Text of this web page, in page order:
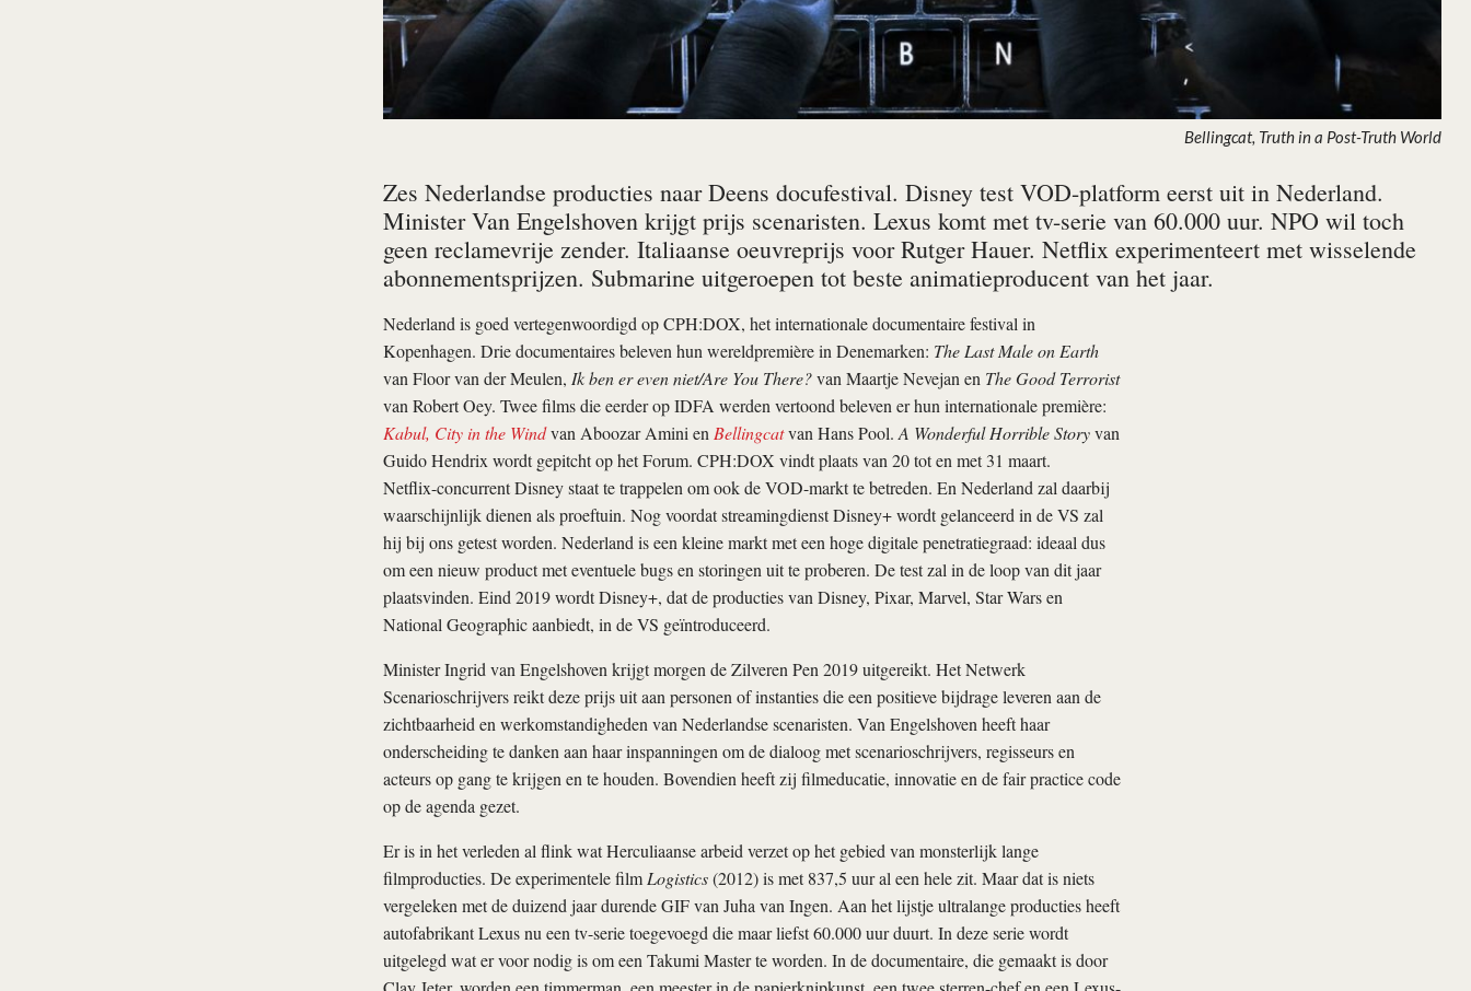
Bellingcat, Truth in a Post-Truth World
Zes Nederlandse producties naar Deens docufestival. Disney test VOD-platform eerst uit in Nederland.
Minister Van Engelshoven krijgt prijs scenaristen. Lexus komt met tv-serie van 60.000 uur. NPO wil toch
geen reclamevrije zender. Italiaanse oeuvreprijs voor Rutger Hauer. Netflix experimenteert met wisselende
abonnementsprijzen. Submarine uitgeroepen tot beste animatieproducent van het jaar.
Nederland is goed vertegenwoordigd op CPH:DOX, het internationale documentaire festival in
Kopenhagen. Drie documentaires beleven hun wereldpremière in Denemarken: The Last Male on Earth
van Floor van der Meulen, Ik ben er even niet/Are You There?van Maartje Nevejan en The Good Terrorist
van Robert Oey. Twee films die eerder op IDFA werden vertoond beleven er hun internationale première:
Kabul, City in the Windvan Aboozar Amini en Bellingcatvan Hans Pool. A Wonderful Horrible Storyvan
Guido Hendrix wordt gepitcht op het Forum. CPH:DOX vindt plaats van 20 tot en met 31 maart.
Netflix-concurrent Disney staat te trappelen om ook de VOD-markt te betreden. En Nederland zal daarbij
waarschijnlijk dienen als proeftuin. Nog voordat streamingdienst Disney+ wordt gelanceerd in de VS zal
hij bij ons getest worden. Nederland is een kleine markt met een hoge digitale penetratiegraad: ideaal dus
om een nieuw product met eventuele bugs en storingen uit te proberen. De test zal in de loop van dit jaar
plaatsvinden. Eind 2019 wordt Disney+, dat de producties van Disney, Pixar, Marvel, Star Wars en
National Geographic aanbiedt, in de VS geïntroduceerd.
Minister Ingrid van Engelshoven krijgt morgen de Zilveren Pen 2019 uitgereikt. Het Netwerk
Scenarioschrijvers reikt deze prijs uit aan personen of instanties die een positieve bijdrage leveren aan de
zichtbaarheid en werkomstandigheden van Nederlandse scenaristen. Van Engelshoven heeft haar
onderscheiding te danken aan haar inspanningen om de dialoog met scenarioschrijvers, regisseurs en
acteurs op gang te krijgen en te houden. Bovendien heeft zij filmeducatie, innovatie en de fair practice code
op de agenda gezet.
Er is in het verleden al flink wat Herculiaanse arbeid verzet op het gebied van monsterlijk lange
filmproducties. De experimentele film Logistics(2012) is met 837,5 uur al een hele zit. Maar dat is niets
vergeleken met de duizend jaar durende GIF van Juha van Ingen. Aan het lijstje ultralange producties heeft
autofabrikant Lexus nu een tv-serie toegevoegd die maar liefst 60.000 uur duurt. In deze serie wordt
uitgelegd wat er voor nodig is om een Takumi Master te worden. In de documentaire, die gemaakt is door